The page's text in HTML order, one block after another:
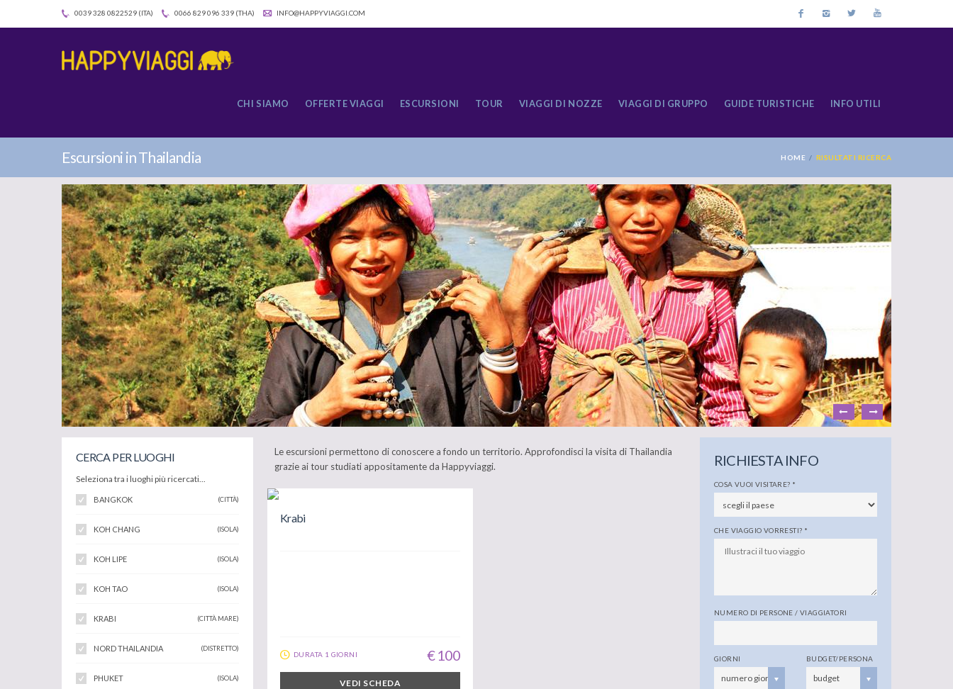
0039 328 0822529 (ITA) 0066 829 096 339 (THA) INFO@HAPPYVIAGGI.COM
CHI SIAMO OFFERTE VIAGGI ESCURSIONI TOUR VIAGGI DI NOZZE VIAGGI DI GRUPPO GUIDE TURISTICHE INFO UTILI
Escursioni in Thailandia HOME RISULTATI RICERCA
CERCA PER LUOGHI
Seleziona tra i luoghi più ricercati...
BANGKOK (CITTÀ)
KOH CHANG (ISOLA)
KOH LIPE (ISOLA)
KOH TAO (ISOLA)
KRABI (CITTÀ MARE)
NORD THAILANDIA (DISTRETTO)
PHUKET (ISOLA)
Le escursioni permettono di conoscere a fondo un territorio. Approfondisci la visita di Thailandia
grazie ai tour studiati appositamente da Happyviaggi.
Krabi
DURATA 1 GIORNI € 100
VEDI SCHEDA
RICHIESTA INFO
COSA VUOI VISITARE? *
CHE VIAGGIO VORRESTI? *
NUMERO DI PERSONE / VIAGGIATORI
GIORNI
numero giorni
BUDGET/PERSONA
budget